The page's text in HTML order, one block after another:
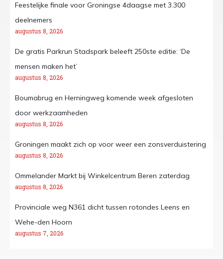
Feestelijke finale voor Groningse 4daagse met 3.300
deelnemers
augustus 8, 2026
De gratis Parkrun Stadspark beleeft 250ste editie: ‘De
mensen maken het’
augustus 8, 2026
Boumabrug en Herningweg komende week afgesloten
door werkzaamheden
augustus 8, 2026
Groningen maakt zich op voor weer een zonsverduistering
augustus 8, 2026
Ommelander Markt bij Winkelcentrum Beren zaterdag
augustus 8, 2026
Provinciale weg N361 dicht tussen rotondes Leens en
Wehe-den Hoorn
augustus 7, 2026